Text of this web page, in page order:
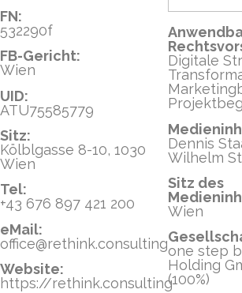
FN:
532290f
FB-Gericht:
Wien
UID:
ATU75585779
Sitz:
Kölblgasse 8-10, 1030
Wien
Tel:
+43 676 897 421 200
eMail:
office@rethink.consulting
Website:
https://rethink.consulting
Digitale
Dennis
Wilhelm
Sitz des
Wien
one step
Holding
(100%)